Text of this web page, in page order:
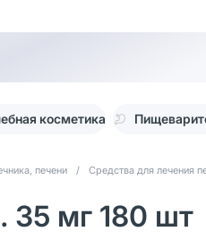
косметика
печени / Средства для лечения
35 мг 180 шт